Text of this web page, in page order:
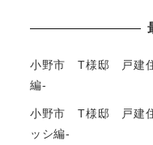
小野市 T様邸 戸建住
編-
小野市 T様邸 戸建住
ッシ編-